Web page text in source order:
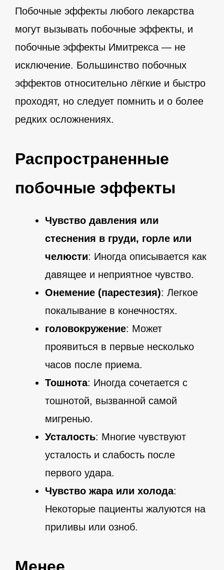
Побочные эффекты любого лекарства
могут вызывать побочные эффекты, и
побочные эффекты Имитрекса — не
исключение. Большинство побочных
эффектов относительно лёгкие и быстро
проходят, но следует помнить и о более
редких осложнениях.
Распространенные
побочные эффекты
Чувство давления или
стеснения в груди, горле или
челюсти: Иногда описывается как
давящее и неприятное чувство.
Онемение (парестезия): Легкое
покалывание в конечностях.
головокружение: Может
проявиться в первые несколько
часов после приема.
Тошнота: Иногда сочетается с
тошнотой, вызванной самой
мигренью.
Усталость: Многие чувствуют
усталость и слабость после
первого удара.
Чувство жара или холода:
Некоторые пациенты жалуются на
приливы или озноб.